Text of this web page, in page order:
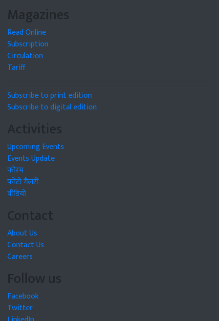
Magazines
Read Online
Subscription
Circulation
Tariff
Subscribe to print edition
Subscribe to digital edition
Activities
Upcoming Events
Events Update
फोरम
फोटो गैलरी
वीडियो
Contact
About Us
Contact Us
Careers
Follow us
Facebook
Twitter